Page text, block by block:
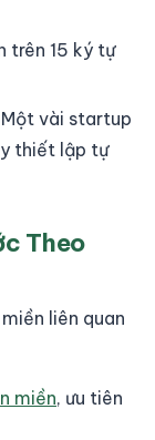
trên 15 ký tự
Một vài startup
thiết lập tự
Theo
liên quan
miền, ưu tiên